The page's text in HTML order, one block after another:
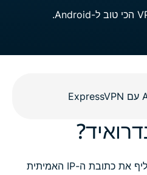
VPN כמו ExpressVPN מחליף את כתובת ה-IP האמיתית